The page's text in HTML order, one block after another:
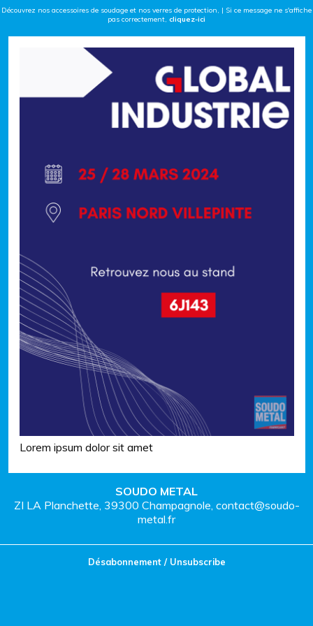
Découvrez nos accessoires de soudage et nos verres de protection, | Si ce message ne s'affiche
pas correctement, cliquez-ici
Lorem ipsum dolor sit amet
SOUDO METAL
ZI LA Planchette, 39300 Champagnole, contact@soudo-
metal.fr
Désabonnement / Unsubscribe